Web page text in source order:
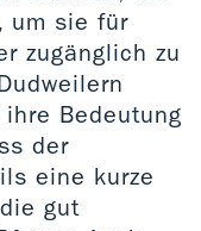
um sie für
zugänglich zu
Bedeutung
der
eine kurze
gut